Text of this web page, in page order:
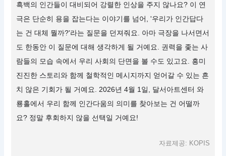
흑백의 인간들이 대비되어 강렬한 인상을 주지 않나요? 이 연
극은 단순히 용을 잡는다는 이야기를 넘어, '우리가 인간답다
는 건 대체 뭘까?'라는 질문을 던져줘요. 아마 극장을 나서면서
도 한동안 이 질문에 대해 생각하게 될 거예요. 권력을 좇는 사
람들의 모습 속에서 우리 사회의 단면을 볼 수도 있고요. 흥미
진진한 스토리와 함께 철학적인 메시지까지 얻어갈 수 있는 흔
치 않은 기회가 될 거예요. 2026년 4월 1일, 달서아트센터 와
룡홀에서 우리 함께 인간다움의 의미를 찾아보는 건 어떨까
요? 정말 후회하지 않을 선택일 거예요!
자료제공: KOPIS